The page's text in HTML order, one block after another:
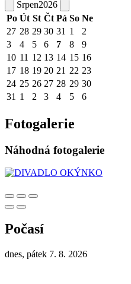
Srpen2026
Po Út St Čt Pá So Ne
27 28 29 30 31 1
2
3
4 5 6 7 8
9
10 11 12 13 14 15 16
17 18 19 20 21 22 23
24 25 26 27 28 29 30
31 1 2 3 4 5 6
Fotogalerie
Náhodná fotogalerie
Počasí
dnes, pátek 7. 8. 2026